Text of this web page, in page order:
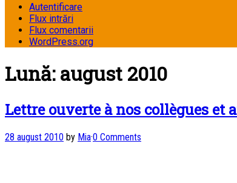
Autentificare
Flux intrări
Flux comentarii
WordPress.org
Lună:august 2010
Lettre ouverte à nos collègues
28 august 2010 by Mia·0 Comments